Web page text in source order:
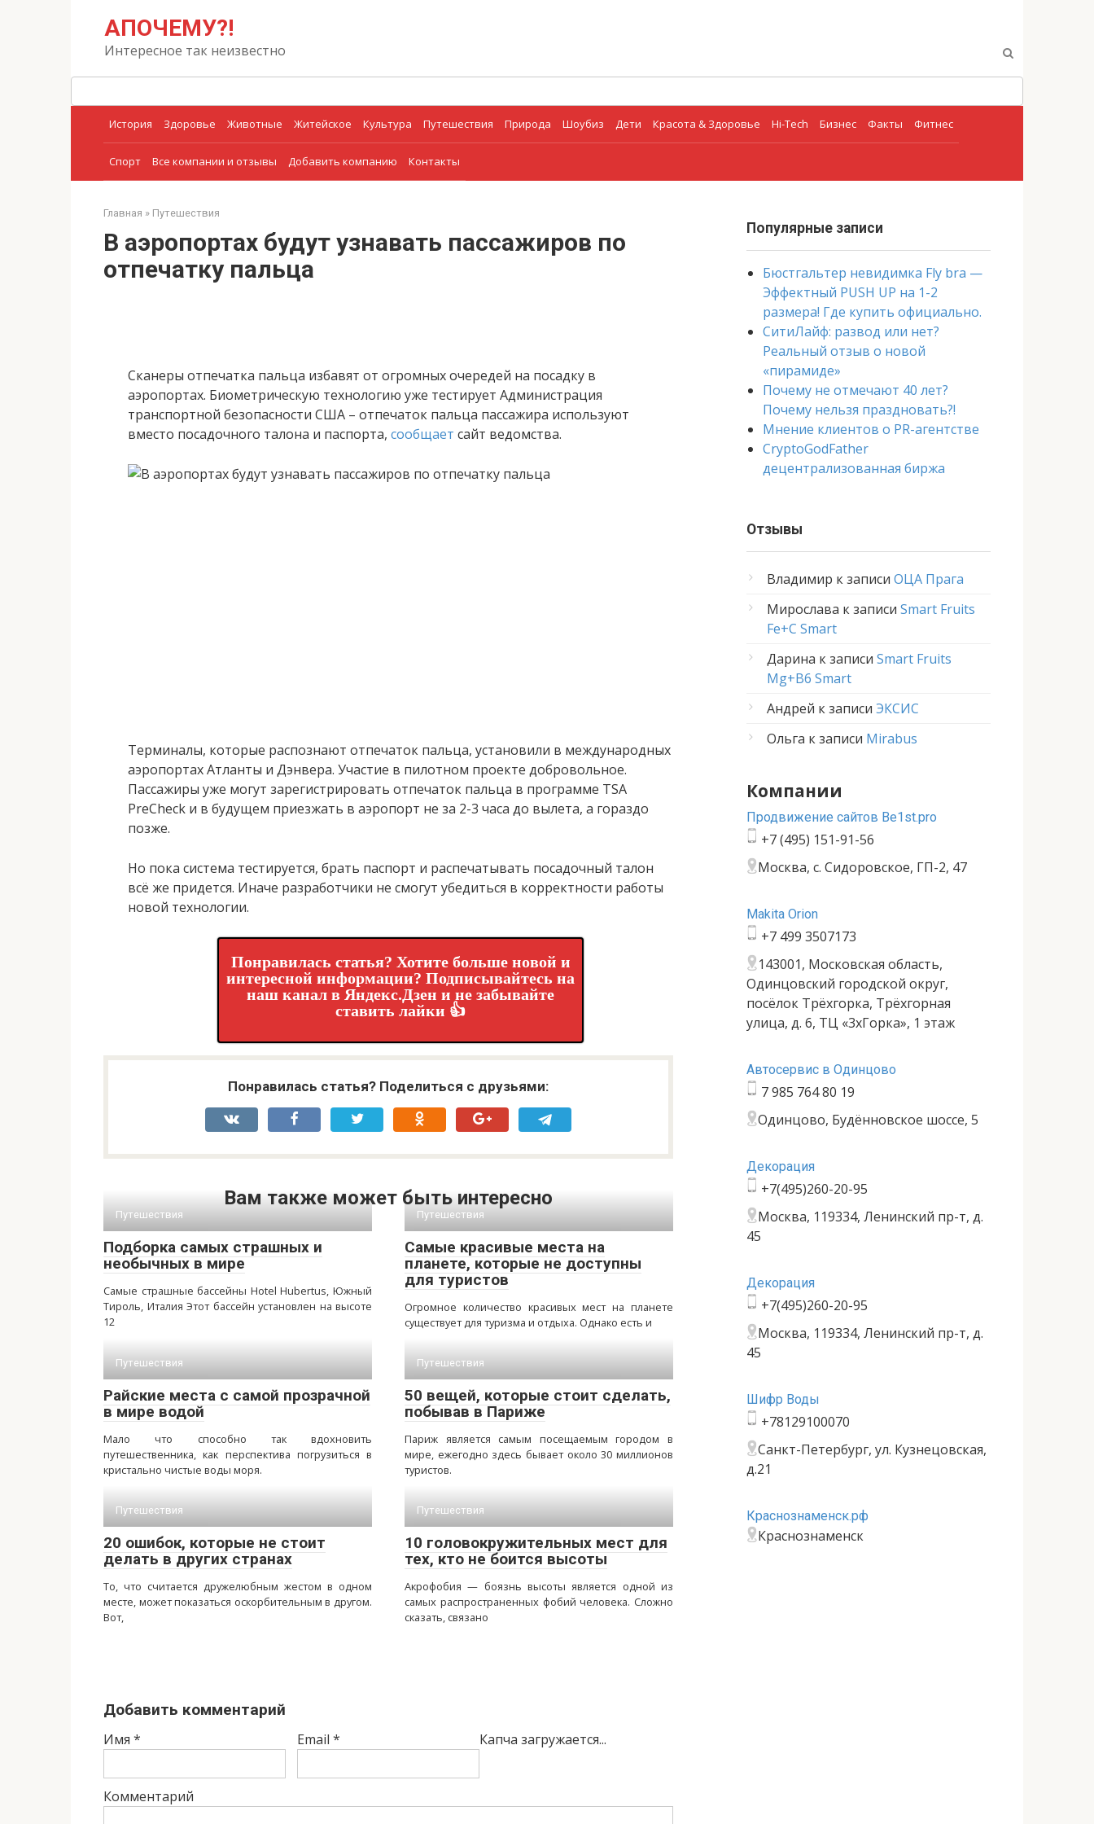
АПОЧЕМУ?!
Интересное так неизвестно
История Здоровье Животные Житейское Культура Путешествия Природа Шоубиз Дети Красота & Здоровье Hi-Tech Бизнес Факты Фитнес
Спорт Все компании и отзывы Добавить компанию Контакты
Главная » Путешествия
В аэропортах будут узнавать пассажиров по
отпечатку пальца
Сканеры отпечатка пальца избавят от огромных очередей на посадку в
аэропортах. Биометрическую технологию уже тестирует Администрация
транспортной безопасности США – отпечаток пальца пассажира используют
вместо посадочного талона и паспорта, сообщает сайт ведомства.
Терминалы, которые распознают отпечаток пальца, установили в международных
аэропортах Атланты и Дэнвера. Участие в пилотном проекте добровольное.
Пассажиры уже могут зарегистрировать отпечаток пальца в программе TSA
PreCheck и в будущем приезжать в аэропорт не за 2-3 часа до вылета, а гораздо
позже.
Но пока система тестируется, брать паспорт и распечатывать посадочный талон
всё же придется. Иначе разработчики не смогут убедиться в корректности работы
новой технологии.
Понравилась статья? Хотите больше новой и
интересной информации? Подписывайтесь на
наш канал в Яндекс.Дзен и не забывайте
ставить лайки 👍
Понравилась статья? Поделиться с друзьями:
Вам также может быть интересно
Путешествия
Подборка самых страшных и
необычных в мире
Самые страшные бассейны Hotel Hubertus, Южный
Тироль, Италия Этот бассейн установлен на высоте
12
Путешествия
Самые красивые места на
планете, которые не доступны
для туристов
Огромное количество красивых мест на планете
существует для туризма и отдыха. Однако есть и
Путешествия
Райские места с самой прозрачной
в мире водой
Мало что способно так вдохновить
путешественника, как перспектива погрузиться в
кристально чистые воды моря.
Путешествия
50 вещей, которые стоит сделать,
побывав в Париже
Париж является самым посещаемым городом в
мире, ежегодно здесь бывает около 30 миллионов
туристов.
Путешествия
20 ошибок, которые не стоит
делать в других странах
То, что считается дружелюбным жестом в одном
месте, может показаться оскорбительным в другом.
Вот,
Путешествия
10 головокружительных мест для
тех, кто не боится высоты
Акрофобия — боязнь высоты является одной из
самых распространенных фобий человека. Сложно
сказать, связано
Добавить комментарий
Имя * Email * Капча загружается...
Комментарий
Популярные записи
Бюстгальтер невидимка Fly bra —
Эффектный PUSH UP на 1-2
размера! Где купить официально.
СитиЛайф: развод или нет?
Реальный отзыв о новой
«пирамиде»
Почему не отмечают 40 лет?
Почему нельзя праздновать?!
Мнение клиентов о PR-агентстве
CryptoGodFather
децентрализованная биржа
Отзывы
Владимир к записи ОЦА Прага
Мирослава к записи Smart Fruits
Fe+C Smart
Дарина к записи Smart Fruits
Mg+B6 Smart
Андрей к записи ЭКСИС
Ольга к записи Mirabus
Компании
Продвижение сайтов Be1st.pro
+7 (495) 151-91-56
Москва, с. Сидоровское, ГП-2, 47
Makita Orion
+7 499 3507173
143001, Московская область,
Одинцовский городской округ,
посёлок Трёхгорка, Трёхгорная
улица, д. 6, ТЦ «3хГорка», 1 этаж
Автосервис в Одинцово
7 985 764 80 19
Одинцово, Будённовское шоссе, 5
Декорация
+7(495)260-20-95
Москва, 119334, Ленинский пр-т, д.
45
Декорация
+7(495)260-20-95
Москва, 119334, Ленинский пр-т, д.
45
Шифр Воды
+78129100070
Санкт-Петербург, ул. Кузнецовская,
д.21
Краснознаменск.рф
Краснознаменск